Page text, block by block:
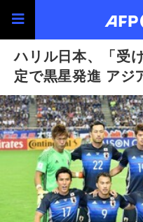
ハリル日本、「受
定で黒星発進 アジ